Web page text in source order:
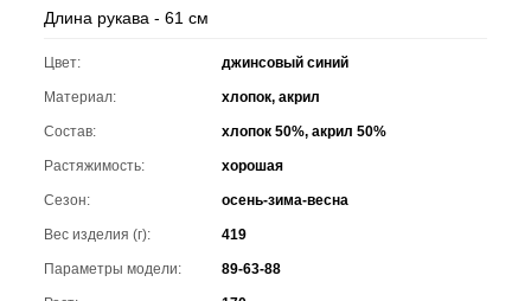
Длина рукава - 61 см
Цвет: джинсовый синий
Материал: хлопок, акрил
Состав: хлопок 50%, акрил 50%
Растяжимость: хорошая
Сезон: осень-зима-весна
Вес изделия (г): 419
Параметры модели: 89-63-88